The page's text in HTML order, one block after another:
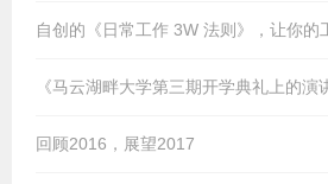
自创的《日常工作 3W 法则》，让你的
《马云湖畔大学第三期开学典礼上的演
回顾2016，展望2017